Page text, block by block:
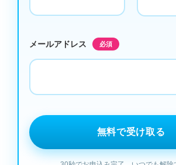
メールアドレス 必須